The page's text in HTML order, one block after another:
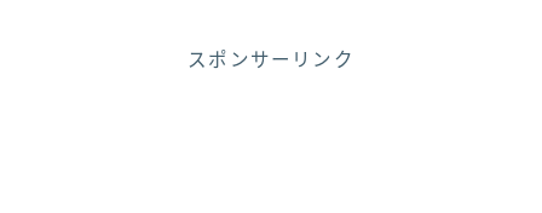
スポンサーリンク